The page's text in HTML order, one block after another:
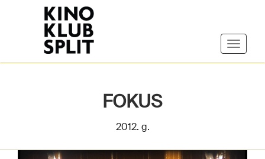
FOKUS
2012. g.